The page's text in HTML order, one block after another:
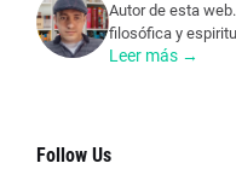
Autor de esta
filosófica y
Leer más →
Follow Us